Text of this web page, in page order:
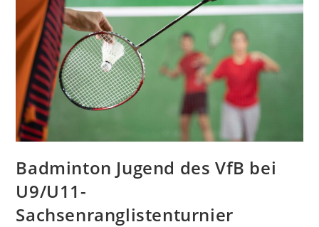
Badminton Jugend des VfB bei
U9/U11-
Sachsenranglistenturnier